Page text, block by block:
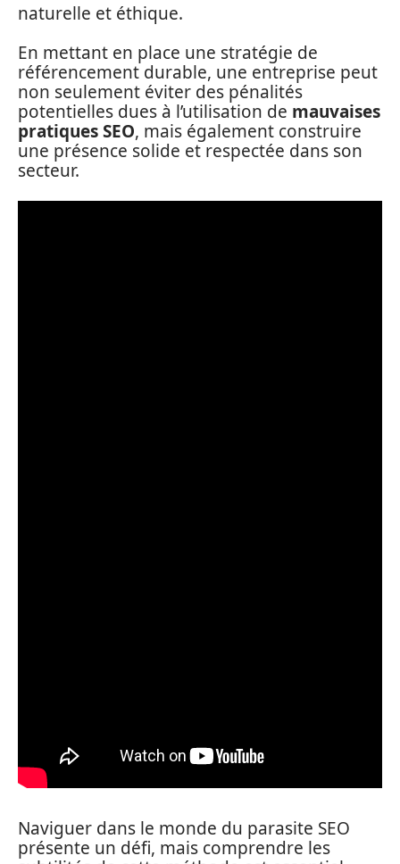
naturelle et éthique.
En mettant en place une stratégie de
référencement durable, une entreprise peut
non seulement éviter des pénalités
potentielles dues à l’utilisation de mauvaises
pratiques SEO, mais également construire
une présence solide et respectée dans son
secteur.
Naviguer dans le monde du parasite SEO
présente un défi, mais comprendre les